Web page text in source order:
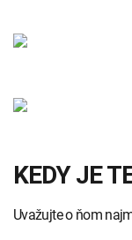
KEDY JE
Uvažujte o ňom